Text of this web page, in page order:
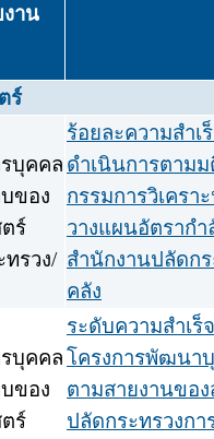
าน
ร์
บุคคล
ของ
ร์
ทรวง/
ร้อยละความสำเ
ดำเนินการตาม
กรรมการวิเครา
วางแผนอัตรากำ
สำนักงานปลัดกร
คลัง
บุคคล
ของ
ร์
ระดับความสำเร็
โครงการพัฒนา
ตามสายงานขอ
ปลัดกระทรวงกา